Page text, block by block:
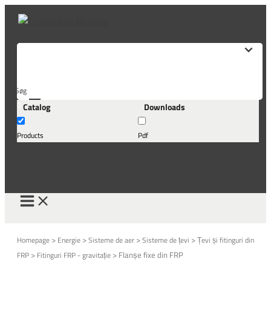
Skip
content
Søg
her...
Catalog
Products
Downloads
Pdf
Homepage > Energie >Sisteme de aer >Sisteme de țevi >Țevi și fitinguri din
FRP > Fitinguri FRP - gravitație > Flanșe fixe din FRP